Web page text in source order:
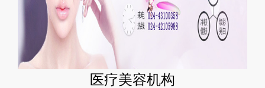
医疗美容机构